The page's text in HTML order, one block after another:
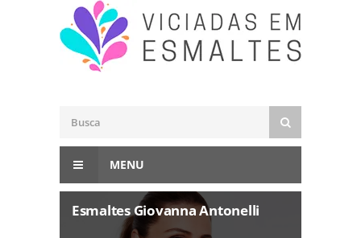
MENU
Esmaltes Giovanna Antonelli